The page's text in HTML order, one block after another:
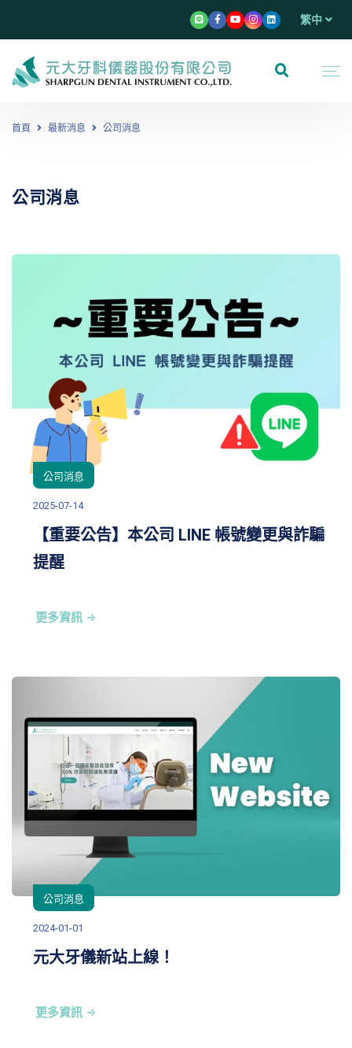
繁中
首頁 最新消息 公司消息
公司消息
公司消息
2025-07-14
【重要公告】本公司 LINE 帳號變更與詐騙
提醒
更多資訊
公司消息
2024-01-01
元大牙儀新站上線！
更多資訊